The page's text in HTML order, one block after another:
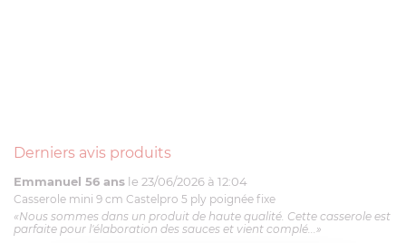
Derniers avis produits
Emmanuel 56 ans le 23/06/2026 à 12:04
Casserole mini 9 cm Castelpro 5 ply poignée fixe
«Nous sommes dans un produit de haute qualité. Cette casserole est
parfaite pour l'élaboration des sauces et vient complé...»